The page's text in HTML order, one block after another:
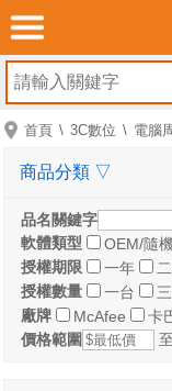
首頁 3C數位 電腦
品名關鍵字
軟體類型
OEM/隨機
授權期限
一年
授權數量
一台
廠牌
McAfee 卡
價格範圍
至
商品分類 ▽